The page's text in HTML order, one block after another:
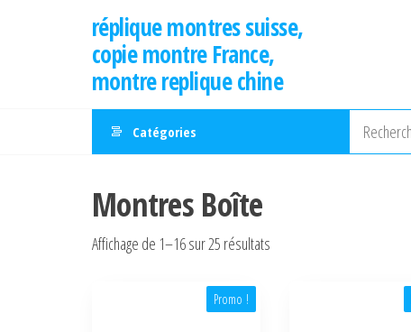
réplique montres suisse,
copie montre France,
montre replique chine
Catégories
Montres Boîte
Affichage de 1–16 sur 25 résultats
Promo !